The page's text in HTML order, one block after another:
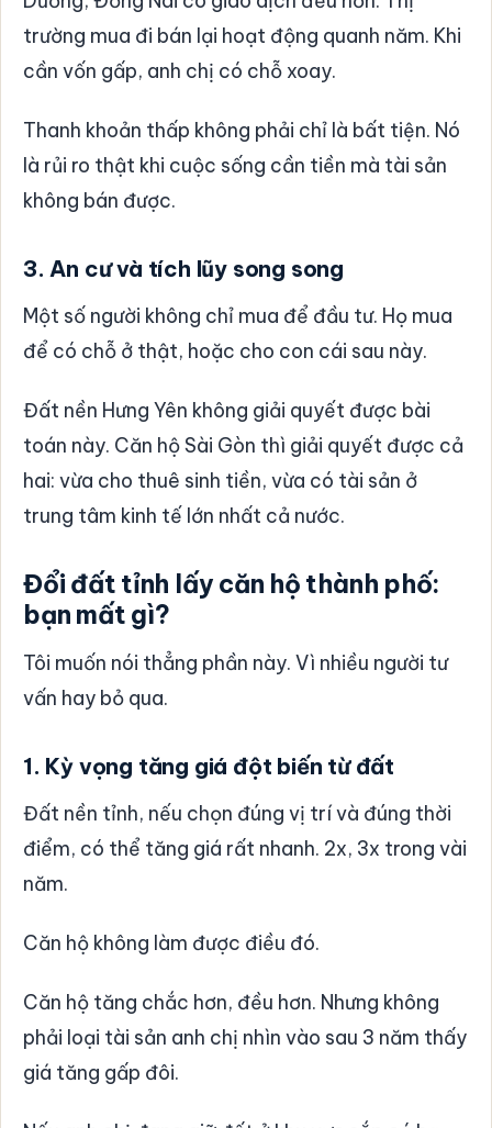
trường mua đi bán lại hoạt động quanh năm. Khi
cần vốn gấp, anh chị có chỗ xoay.
Thanh khoản thấp không phải chỉ là bất tiện. Nó
là rủi ro thật khi cuộc sống cần tiền mà tài sản
không bán được.
3. An cư và tích lũy song song
Một số người không chỉ mua để đầu tư. Họ mua
để có chỗ ở thật, hoặc cho con cái sau này.
Đất nền Hưng Yên không giải quyết được bài
toán này. Căn hộ Sài Gòn thì giải quyết được cả
hai: vừa cho thuê sinh tiền, vừa có tài sản ở
trung tâm kinh tế lớn nhất cả nước.
Đổi đất tỉnh lấy căn hộ thành phố:
bạn mất gì?
Tôi muốn nói thẳng phần này. Vì nhiều người tư
vấn hay bỏ qua.
1. Kỳ vọng tăng giá đột biến từ đất
Đất nền tỉnh, nếu chọn đúng vị trí và đúng thời
điểm, có thể tăng giá rất nhanh. 2x, 3x trong vài
năm.
Căn hộ không làm được điều đó.
Căn hộ tăng chắc hơn, đều hơn. Nhưng không
phải loại tài sản anh chị nhìn vào sau 3 năm thấy
giá tăng gấp đôi.